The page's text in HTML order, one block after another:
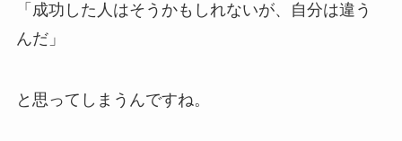
「成功した人はそうかもしれないが、自分は違う
んだ」
と思ってしまうんですね。